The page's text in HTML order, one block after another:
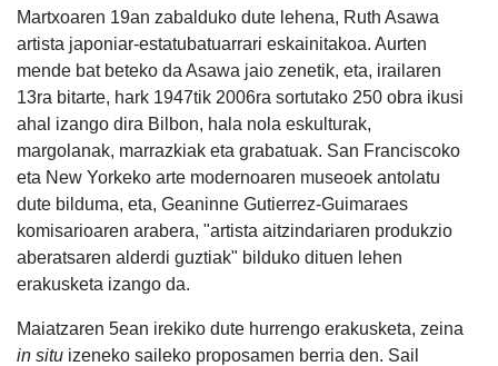
Martxoaren 19an zabalduko dute lehena, Ruth Asawa
artista japoniar-estatubatuarrari eskainitakoa. Aurten
mende bat beteko da Asawa jaio zenetik, eta, irailaren
13ra bitarte, hark 1947tik 2006ra sortutako 250 obra ikusi
ahal izango dira Bilbon, hala nola eskulturak,
margolanak, marrazkiak eta grabatuak. San Franciscoko
eta New Yorkeko arte modernoaren museoek antolatu
dute bilduma, eta, Geaninne Gutierrez-Guimaraes
komisarioaren arabera, "artista aitzindariaren produkzio
aberatsaren alderdi guztiak" bilduko dituen lehen
erakusketa izango da.
Maiatzaren 5ean irekiko dute hurrengo erakusketa, zeina
in situ izeneko saileko proposamen berria den. Sail